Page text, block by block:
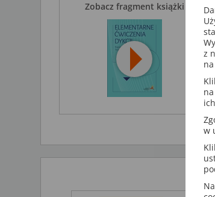
Zobacz fragment książki
z
w